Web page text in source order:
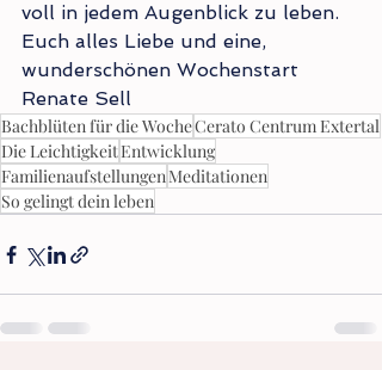
voll in jedem Augenblick zu leben.
Euch alles Liebe und eine,
wunderschönen Wochenstart
Renate Sell
Bachblüten für die WocheCerato Centrum Extertal
Die LeichtigkeitEntwicklung
FamilienaufstellungenMeditationen
So gelingt dein leben